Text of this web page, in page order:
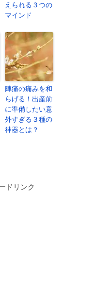
えられる３つの
マインド
陣痛の痛みを和
らげる！出産前
に準備したい意
外すぎる３種の
神器とは？
ドリンク